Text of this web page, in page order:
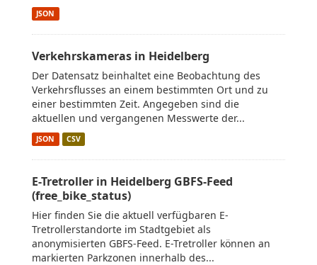
JSON
Verkehrskameras in Heidelberg
Der Datensatz beinhaltet eine Beobachtung des
Verkehrsflusses an einem bestimmten Ort und zu
einer bestimmten Zeit. Angegeben sind die
aktuellen und vergangenen Messwerte der...
JSON CSV
E-Tretroller in Heidelberg GBFS-Feed
(free_bike_status)
Hier finden Sie die aktuell verfügbaren E-
Tretrollerstandorte im Stadtgebiet als
anonymisierten GBFS-Feed. E-Tretroller können an
markierten Parkzonen innerhalb des...